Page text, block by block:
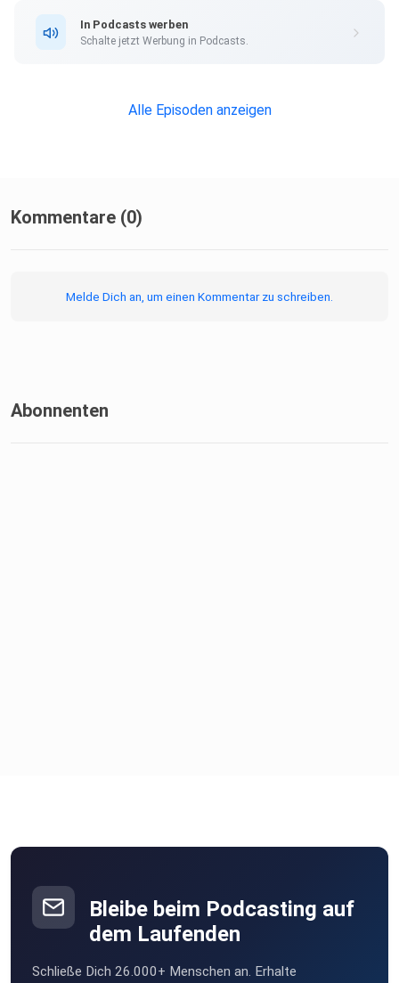
In Podcasts werben
Schalte jetzt Werbung in Podcasts.
Alle Episoden anzeigen
Kommentare (0)
Melde Dich an, um einen Kommentar zu schreiben.
Abonnenten
Bleibe beim Podcasting auf
dem Laufenden
Schließe Dich 26.000+ Menschen an. Erhalte